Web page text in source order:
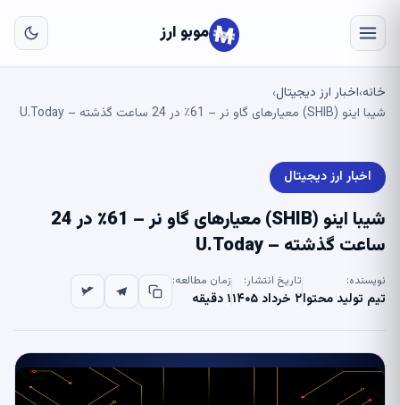
موبو ارز
خانه›اخبار ارز دیجیتال›
شیبا اینو (SHIB) معیارهای گاو نر – 61٪ در 24 ساعت گذشته – U.Today
اخبار ارز دیجیتال
شیبا اینو (SHIB) معیارهای گاو نر – 61٪ در 24
ساعت گذشته – U.Today
نویسنده:
تیم تولید محتوا
تاریخ انتشار:
۲ خرداد ۱۴۰۵
زمان مطالعه:
۱ دقیقه